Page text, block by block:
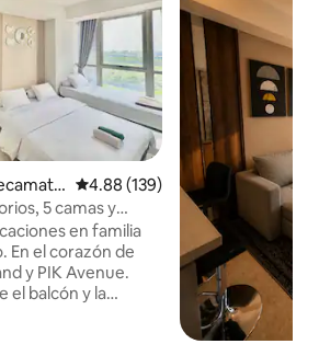
Calificación promedio: 4.88 de
4.88 (139)
5 camas y
vistasen familia
y PIK Avenue.
el balcón y la